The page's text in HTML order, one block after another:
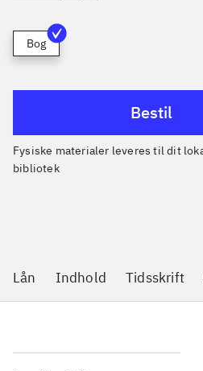
Bog
Bestil
Fysiske materialer leveres til dit lokale
bibliotek
Lån Indhold Tidsskrift